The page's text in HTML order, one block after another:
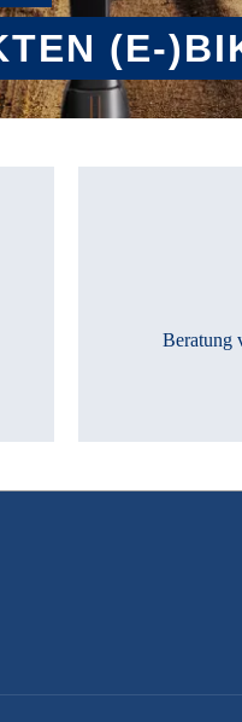
(E-
Beratung